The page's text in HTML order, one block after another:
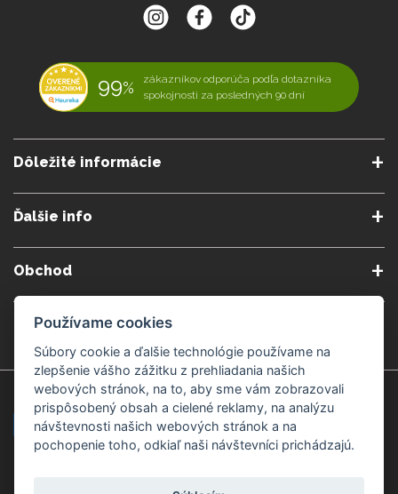
99%
zákazníkov odporúča podľa dotazníka
spokojnosti za posledných 90 dní
Dôležité informácie
Ochrana osobných údajov
Cookies nastavenia
Ďalšie info
Gemmoterapia
Obchod
Nakupuj bezpečne Veľkoobchod
Kamenné predajne
Považská Bystrica v Kauflande Považská Bystrica Mpark
Žilina Čadca
Záruka kvality
Používame cookies
Súbory cookie a ďalšie technológie používame na
zlepšenie vášho zážitku z prehliadania našich
webových stránok, na to, aby sme vám zobrazovali
prispôsobený obsah a cielené reklamy, na analýzu
návštevnosti našich webových stránok a na
pochopenie toho, odkiaľ naši návštevníci prichádzajú.